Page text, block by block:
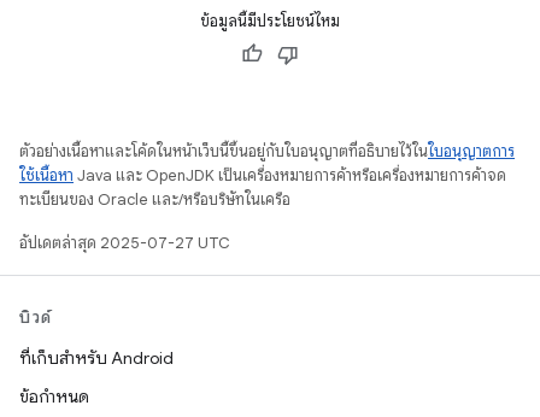
ข้อมูลนี้มีประโยชน์ไหม
ตัวอย่างเนื้อหาและโค้ดในหน้าเว็บนี้ขึ้นอยู่กับใบอนุญาตที่อธิบายไว้ในใบอนุญาตการ
ใช้เนื้อหา Java และ OpenJDK เป็นเครื่องหมายการค้าหรือเครื่องหมายการค้าจด
ทะเบียนของ Oracle และ/หรือบริษัทในเครือ
อัปเดตล่าสุด 2025-07-27 UTC
บิวด์
ที่เก็บสำหรับ Android
ข้อกำหนด